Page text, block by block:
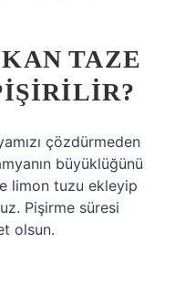
TAZE
çözdürmeden
büyüklüğünü
limon tuzu ekleyip
Pişirme süresi
olsun.